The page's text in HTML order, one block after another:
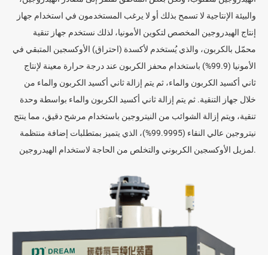
والبيئة الإنتاجية لا تسمح بذلك أو لا يرغب المستخدمون في استخدام جهاز
إنتاج الهيدروجين المخصص لتكوين الأمونيا، لذلك نستخدم جهاز تنقية
محمّل بالكربون، والذي يُستخدم لأكسدة (احتراق) الأوكسجين المتبقي في
الأمونيا (99.9%) باستخدام محفز الكربون عند درجة حرارة معينة لإنتاج
ثاني أكسيد الكربون والماء، ثم يتم إزالة ثاني أكسيد الكربون والماء من
خلال جهاز التنقية. ثم يتم إزالة ثاني أكسيد الكربون والماء بواسطة وحدة
تنقية، ويتم إزالة الشوائب من النيتروجين باستخدام مرشح دقيق، مما ينتج
نيتروجين عالي النقاء (99.9995%)، الذي يتميز بمتطلبات إضافة منتظمة
لمزيل الأوكسجين الكربوني والتخلص من الحاجة لاستخدام الهيدروجين.